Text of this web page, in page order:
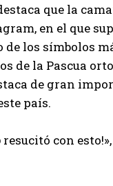
que la
en el que
de los símbolos
de la Pascua
de gran
país.
resucitó con